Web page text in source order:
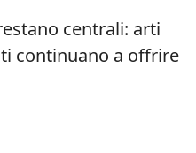
centrali: arti
continuano a offrire